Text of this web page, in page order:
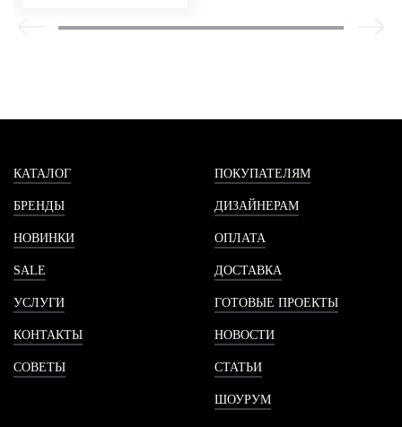
КАТАЛОГ
БРЕНДЫ
НОВИНКИ
SALE
УСЛУГИ
КОНТАКТЫ
СОВЕТЫ
ПОКУПАТЕЛЯМ
ДИЗАЙНЕРАМ
ОПЛАТА
ДОСТАВКА
ГОТОВЫЕ ПРОЕКТЫ
НОВОСТИ
СТАТЬИ
ШОУРУМ